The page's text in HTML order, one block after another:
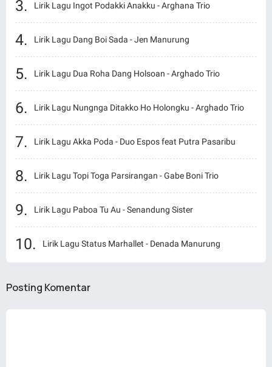
Lirik Lagu Ingot Podakki Anakku - Arghana Trio
Lirik Lagu Dang Boi Sada - Jen Manurung
Lirik Lagu Dua Roha Dang Holsoan - Arghado Trio
Lirik Lagu Nungnga Ditakko Ho Holongku - Arghado Trio
Lirik Lagu Akka Poda - Duo Espos feat Putra Pasaribu
Lirik Lagu Topi Toga Parsirangan - Gabe Boni Trio
Lirik Lagu Paboa Tu Au - Senandung Sister
Lirik Lagu Status Marhallet - Denada Manurung
Posting Komentar